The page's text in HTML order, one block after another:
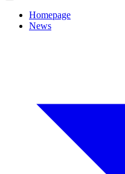
Homepage
News